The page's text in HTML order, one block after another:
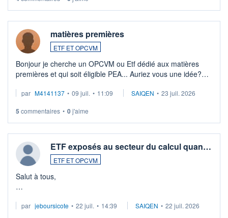
matières premières
ETF ET OPCVM
Bonjour je cherche un OPCVM ou Etf dédié aux matières
premières et qui soit éligible PEA... Auriez vous une idée?
par M4141137 • 09 juil. • 11:09 SAIQEN • 23 juil. 2026
5 commentaires • 0j'aime
ETF exposés au secteur du calcul quan…
ETF ET OPCVM
Salut à tous,
via un ETF plutôt que des actions individuelles.
par jeboursicote • 22 juil. • 14:39 SAIQEN • 22 juil. 2026